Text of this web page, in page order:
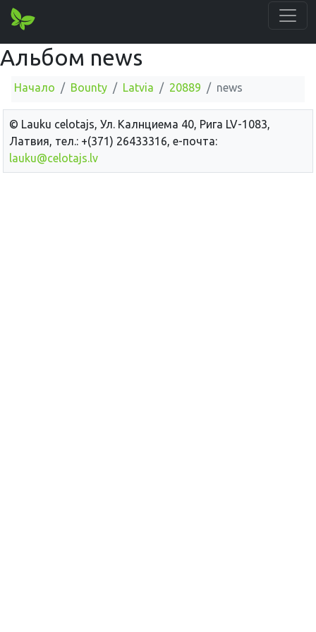
Альбом news
Начало Bounty Latvia 20889 news
© Lauku сelotajs, Ул. Калнциема 40, Рига LV-1083,
Латвия, тел.: +(371) 26433316, е-почта:
lauku@celotajs.lv